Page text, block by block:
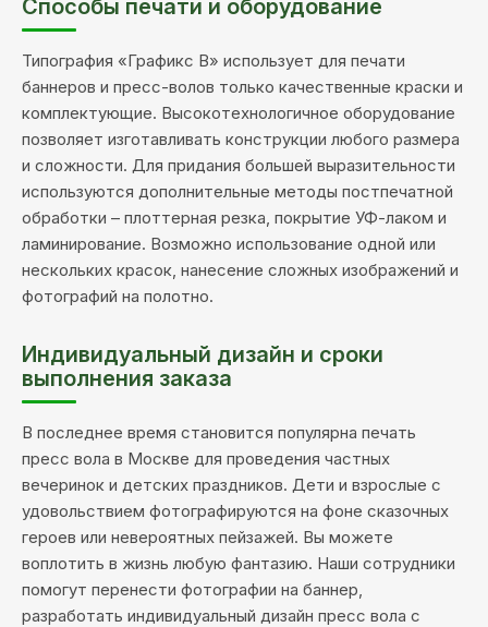
Способы печати и оборудование
Типография «Графикс В» использует для печати
баннеров и пресс-волов только качественные краски и
комплектующие. Высокотехнологичное оборудование
позволяет изготавливать конструкции любого размера
и сложности. Для придания большей выразительности
используются дополнительные методы постпечатной
обработки – плоттерная резка, покрытие УФ-лаком и
ламинирование. Возможно использование одной или
нескольких красок, нанесение сложных изображений и
фотографий на полотно.
Индивидуальный дизайн и сроки
выполнения заказа
В последнее время становится популярна печать
пресс вола в Москве для проведения частных
вечеринок и детских праздников. Дети и взрослые с
удовольствием фотографируются на фоне сказочных
героев или невероятных пейзажей. Вы можете
воплотить в жизнь любую фантазию. Наши сотрудники
помогут перенести фотографии на баннер,
разработать индивидуальный дизайн пресс вола с